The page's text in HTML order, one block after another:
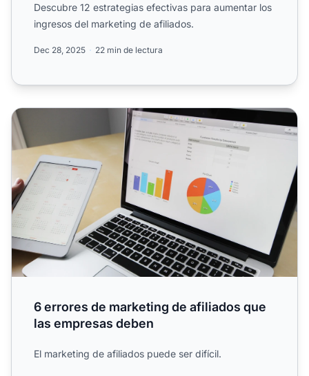
Descubre 12 estrategias efectivas para aumentar los
ingresos del marketing de afiliados.
Dec 28, 2025 22 min de lectura
6 errores de marketing de afiliados que las empresas
6 errores de marketing de afiliados que
las empresas deben
El marketing de afiliados puede ser difícil.